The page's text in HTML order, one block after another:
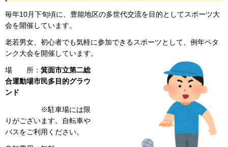
毎年10月下旬頃に、豊能地区の多世代交流を目的としてスポーツ大
会を開催しています。
老若男女、初心者でも気軽に参加できるスポーツとして、例年ペタ
ンク大会を開催しています。
場 所： 箕面市立第二総
合運動場市民多目的グラウ
ンド
※駐車場には限
りがございます。自転車や
バスをご利用ください。